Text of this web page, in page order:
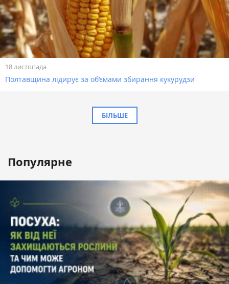
18 листопада
Полтавщина лідирує за об’ємами збирання кукурудзи
БІЛЬШЕ
Популярне